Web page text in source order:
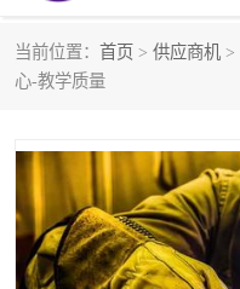
当前位置： 首页 > 供应商机 >
心-教学质量
叉车培训
电梯培训
叉车上牌出租